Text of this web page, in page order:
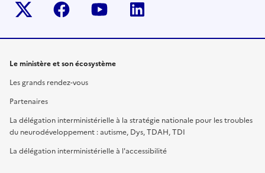
Twitter-x facebook youtube
Le ministère et son écosystème
Les grands rendez-vous
Partenaires
La délégation interministérielle à la stratégie nationale pour les troubles
du neurodéveloppement : autisme, Dys, TDAH, TDI
La délégation interministérielle à l'accessibilité